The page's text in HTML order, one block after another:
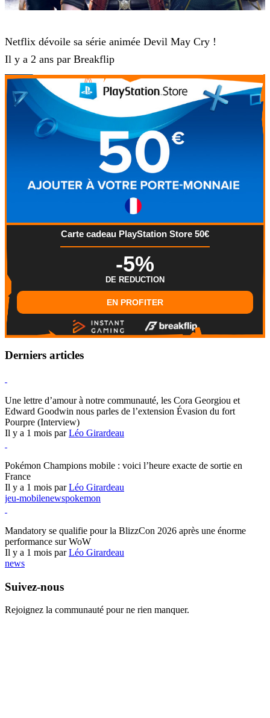
Netflix dévoile sa série animée Devil May Cry !
Il y a 2 ans par Breakflip
Carte cadeau PlayStation Store 50€
-5%
DE REDUCTION
EN PROFITER
Derniers articles
Une lettre d’amour à notre communauté, les Cora Georgiou et
Edward Goodwin nous parles de l’extension Évasion du fort
Pourpre (Interview)
Il y a 1 mois parLéo Girardeau
Pokémon Champions mobile : voici l’heure exacte de sortie en
France
Il y a 1 mois parLéo Girardeau
jeu-mobilenewspokemon
Mandatory se qualifie pour la BlizzCon 2026 après une énorme
performance sur WoW
Il y a 1 mois parLéo Girardeau
news
Suivez-nous
Rejoignez la communauté pour ne rien manquer.